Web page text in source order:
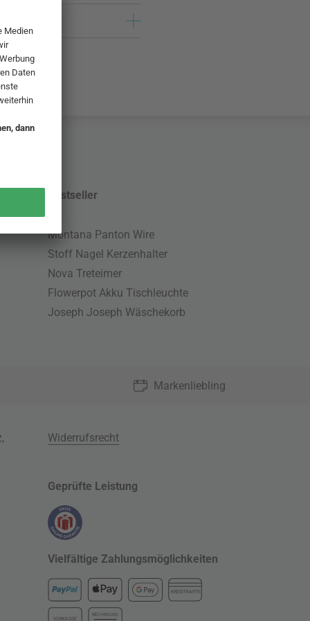
Bestseller
Montana Panton Wire
Stoff Nagel Kerzenhalter
Nova Treteimer
Flowerpot Akku Tischleuchte
Joseph Joseph Wäschekorb
Markenliebling
,
Widerrufsrecht
Geprüfte Leistung
Vielfältige Zahlungsmöglichkeiten
KREDITKARTE
VORKASSE
RECHNUNG